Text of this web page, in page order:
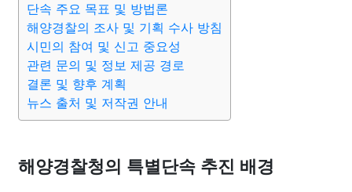
단속 주요 목표 및 방법론
해양경찰의 조사 및 기획 수사 방침
시민의 참여 및 신고 중요성
관련 문의 및 정보 제공 경로
결론 및 향후 계획
뉴스 출처 및 저작권 안내
해양경찰청의 특별단속 추진 배경